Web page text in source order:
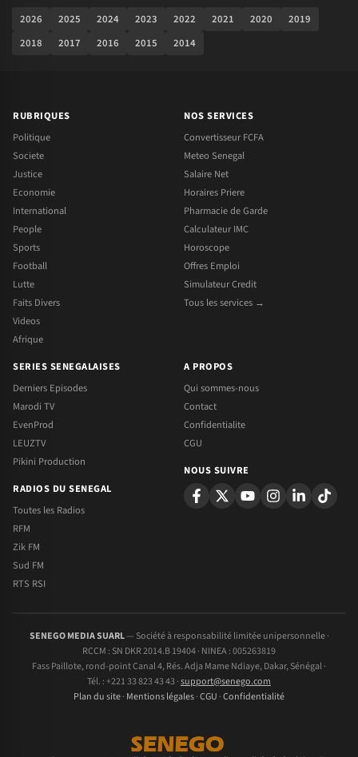
2026 2025 2024 2023 2022 2021 2020
2019
2018
2017 2016 2015 2014
RUBRIQUES
Politique
Societe
Justice
Economie
International
People
Sports
Football
Lutte
Faits Divers
Videos
Afrique
NOS SERVICES
Convertisseur FCFA
Meteo Senegal
Salaire Net
Horaires Priere
Pharmacie de Garde
Calculateur IMC
Horoscope
Offres Emploi
Simulateur Credit
Tous les services →
SERIES SENEGALAISES
Derniers Episodes
Marodi TV
EvenProd
LEUZTV
Pikini Production
RADIOS DU SENEGAL
Toutes les Radios
RFM
Zik FM
Sud FM
RTS RSI
A PROPOS
Qui sommes-nous
Contact
Confidentialite
CGU
NOUS SUIVRE
SENEGO MEDIA SUARL— Société à responsabilité limitée unipersonnelle ·
RCCM : SN DKR 2014.B 19404 · NINEA : 005263819
Fass Paillote, rond-point Canal 4, Rés. Adja Mame Ndiaye, Dakar, Sénégal ·
Tél. : +221 33 823 43 43 ·support@senego.com
Plan du site· Mentions légales·CGU ·Confidentialité